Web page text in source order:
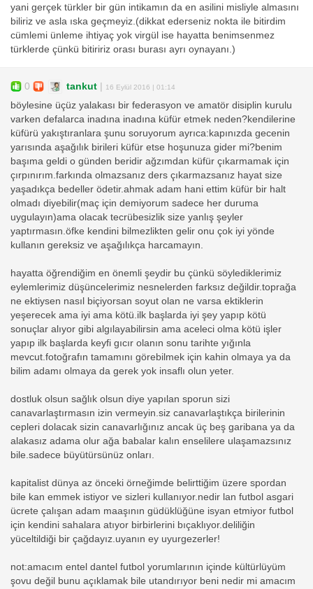
yani gerçek türkler bir gün intikamın da en asilini misliyle almasını
biliriz ve asla ıska geçmeyiz.(dikkat ederseniz nokta ile bitirdim
cümlemi ünleme ihtiyaç yok virgül ise hayatta benimsenmez
türklerde çünkü bitiririz orası burası ayrı oynayanı.)
0 tankut 16 Eylül 2016 | 01:14
böylesine üçüz yalakası bir federasyon ve amatör disiplin kurulu
varken defalarca inadına inadına küfür etmek neden?kendilerine
küfürü yakıştıranlara şunu soruyorum ayrıca:kapınızda gecenin
yarısında aşağılık birileri küfür etse hoşunuza gider mi?benim
başıma geldi o günden beridir ağzımdan küfür çıkarmamak için
çırpınırım.farkında olmazsanız ders çıkarmazsanız hayat size
yaşadıkça bedeller ödetir.ahmak adam hani ettim küfür bir halt
olmadı diyebilir(maç için demiyorum sadece her duruma
uygulayın)ama olacak tecrübesizlik size yanlış şeyler
yaptırmasın.öfke kendini bilmezlikten gelir onu çok iyi yönde
kullanın gereksiz ve aşağılıkça harcamayın.
hayatta öğrendiğim en önemli şeydir bu çünkü söylediklerimiz
eylemlerimiz düşüncelerimiz nesnelerden farksız değildir.toprağa
ne ektiysen nasıl biçiyorsan soyut olan ne varsa ektiklerin
yeşerecek ama iyi ama kötü.ilk başlarda iyi şey yapıp kötü
sonuçlar alıyor gibi algılayabilirsin ama aceleci olma kötü işler
yapıp ilk başlarda keyfi gıcır olanın sonu tarihte yığınla
mevcut.fotoğrafın tamamını görebilmek için kahin olmaya ya da
bilim adamı olmaya da gerek yok insaflı olun yeter.
dostluk olsun sağlık olsun diye yapılan sporun sizi
canavarlaştırmasın izin vermeyin.siz canavarlaştıkça birilerinin
cepleri dolacak sizin canavarlığınız ancak üç beş garibana ya da
alakasız adama olur ağa babalar kalın enselilere ulaşamazsınız
bile.sadece büyütürsünüz onları.
kapitalist dünya az önceki örneğimde belirttiğim üzere spordan
bile kan emmek istiyor ve sizleri kullanıyor.nedir lan futbol asgari
ücrete çalışan adam maaşının güdüklüğüne isyan etmiyor futbol
için kendini sahalara atıyor birbirlerini bıçaklıyor.deliliğin
yüceltildiği bir çağdayız.uyanın ey uyurgezerler!
not:amacım entel dantel futbol yorumlarının içinde kültürlüyüm
şovu değil bunu açıklamak bile utandırıyor beni nedir mi amacım